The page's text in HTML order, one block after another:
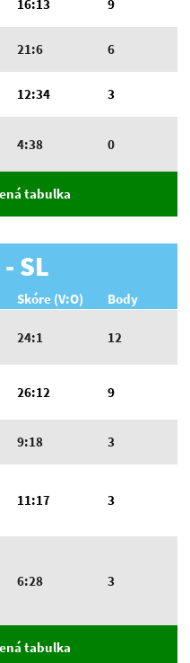
16:13 9
21:6 6
12:34 3
4:38 0
tabulka
SL
Skóre (V:O) Body
24:1 12
26:12 9
9:18 3
11:17 3
6:28 3
tabulka